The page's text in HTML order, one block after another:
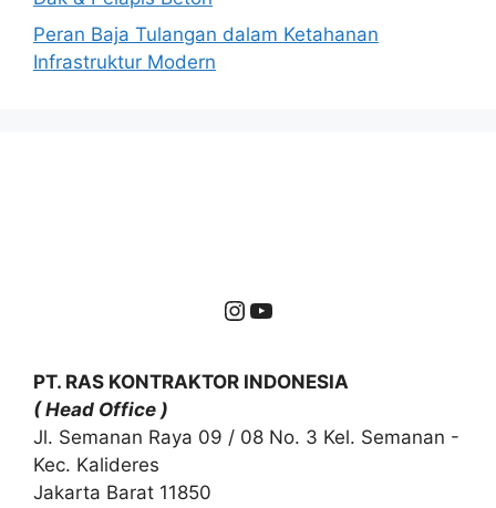
Peran Baja Tulangan dalam Ketahanan
Infrastruktur Modern
Instagram
YouTube
PT. RAS KONTRAKTOR INDONESIA
( Head Office )
Jl. Semanan Raya 09 / 08 No. 3 Kel. Semanan -
Kec. Kalideres
Jakarta Barat 11850